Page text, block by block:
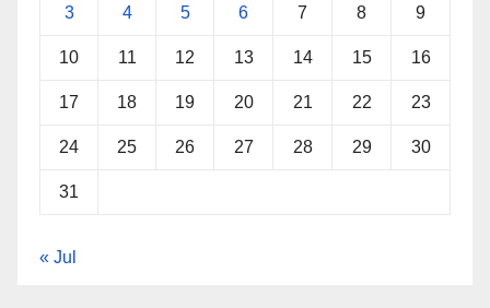
3 4 5 6 7 8 9
10 11 12 13 14 15 16
17 18 19 20 21 22 23
24 25 26 27 28 29 30
31
« Jul